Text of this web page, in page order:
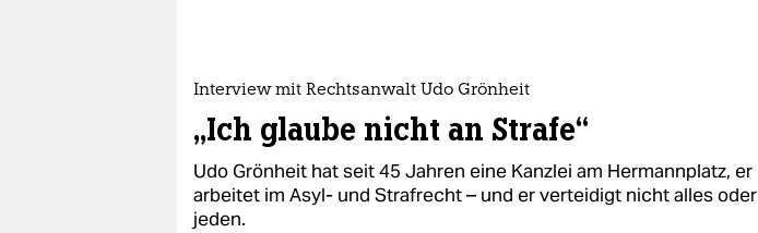
Interview mit Rechtsanwalt Udo Grönheit
„Ich glaube nicht an Strafe“
Udo Grönheit hat seit 45 Jahren eine Kanzlei am Hermannplatz, er
arbeitet im Asyl- und Strafrecht – und er verteidigt nicht alles oder
jeden.